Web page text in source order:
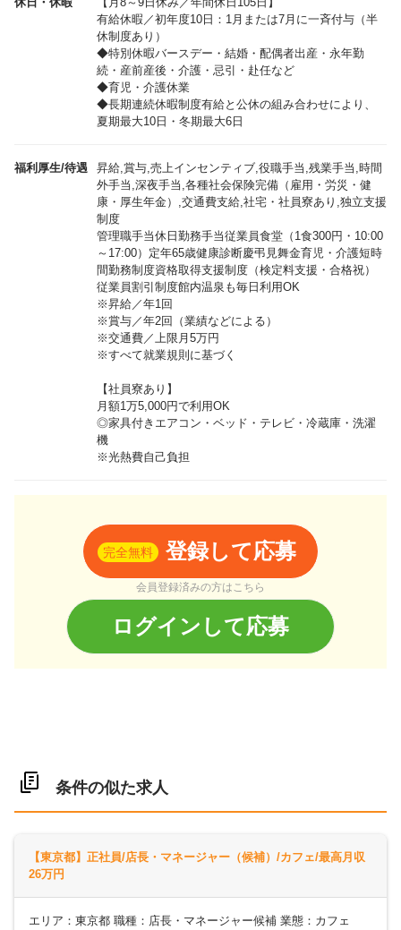
有給休暇／初年度10日：1月または7月に一斉付与（半
休制度あり）
◆特別休暇バースデー・結婚・配偶者出産・永年勤
続・産前産後・介護・忌引・赴任など
◆育児・介護休業
◆長期連続休暇制度有給と公休の組み合わせにより、
夏期最大10日・冬期最大6日
福利厚生/待遇
昇給,賞与,売上インセンティブ,役職手当,残業手当,時間
外手当,深夜手当,各種社会保険完備（雇用・労災・健
康・厚生年金）,交通費支給,社宅・社員寮あり,独立支援
制度
管理職手当休日勤務手当従業員食堂（1食300円・10:00
～17:00）定年65歳健康診断慶弔見舞金育児・介護短時
間勤務制度資格取得支援制度（検定料支援・合格祝）
従業員割引制度館内温泉も毎日利用OK
※昇給／年1回
※賞与／年2回（業績などによる）
※交通費／上限月5万円
※すべて就業規則に基づく
【社員寮あり】
月額1万5,000円で利用OK
◎家具付きエアコン・ベッド・テレビ・冷蔵庫・洗濯
機
※光熱費自己負担
完全無料 登録して応募
会員登録済みの方はこちら
ログインして応募
条件の似た求人
【東京都】正社員/店長・マネージャー（候補）/カフェ/最高月収
26万円
エリア：東京都 職種：店長・マネージャー候補 業態：カフェ